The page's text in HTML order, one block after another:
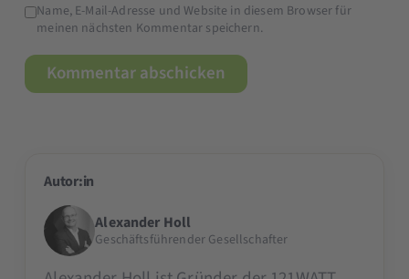
Name, E-Mail-Adresse und Website in diesem Browser für
meinen nächsten Kommentar speichern.
Autor:in
Alexander Holl
Geschäftsführender Gesellschafter